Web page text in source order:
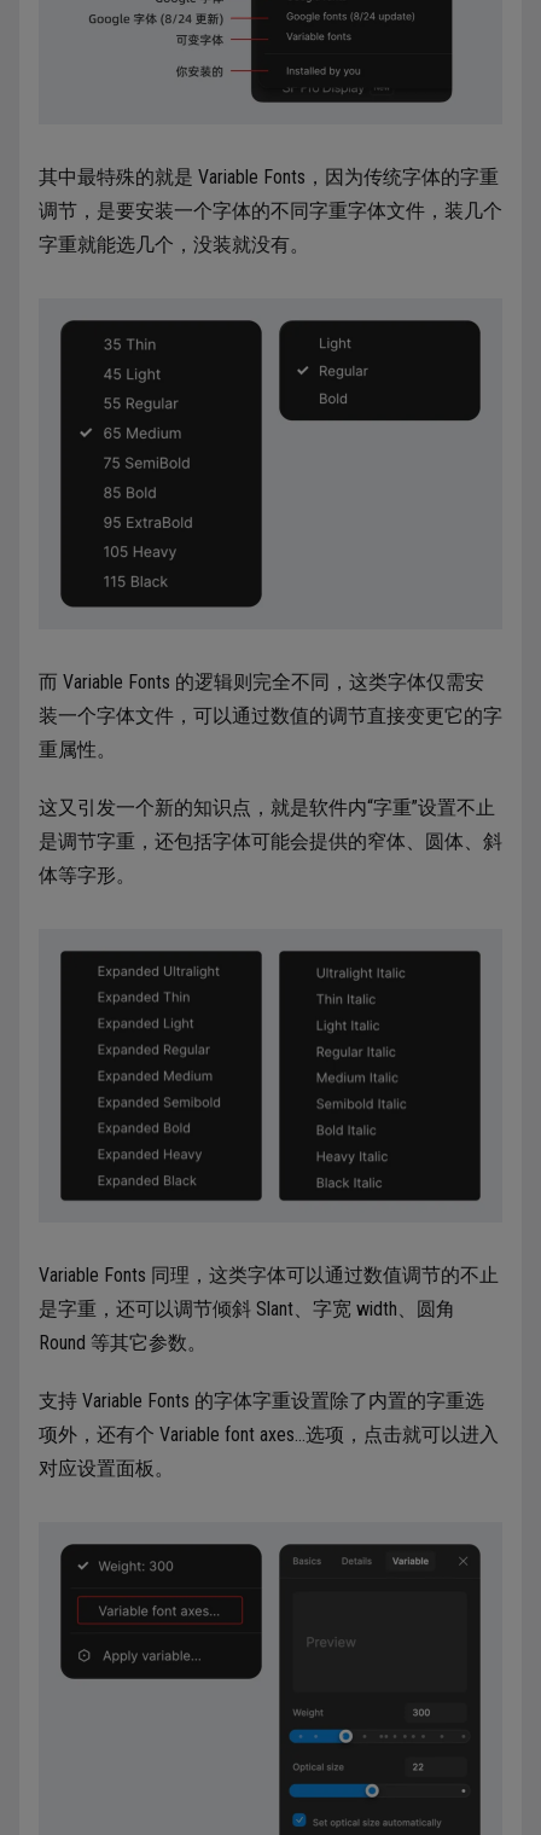
其中最特殊的就是 Variable Fonts，因为传统字体的字重
调节，是要安装一个字体的不同字重字体文件，装几个
字重就能选几个，没装就没有。
而 Variable Fonts 的逻辑则完全不同，这类字体仅需安
装一个字体文件，可以通过数值的调节直接变更它的字
重属性。
这又引发一个新的知识点，就是软件内“字重”设置不止
是调节字重，还包括字体可能会提供的窄体、圆体、斜
体等字形。
Variable Fonts 同理，这类字体可以通过数值调节的不止
是字重，还可以调节倾斜 Slant、字宽 width、圆角
Round 等其它参数。
支持 Variable Fonts 的字体字重设置除了内置的字重选
项外，还有个 Variable font axes…选项，点击就可以进入
对应设置面板。